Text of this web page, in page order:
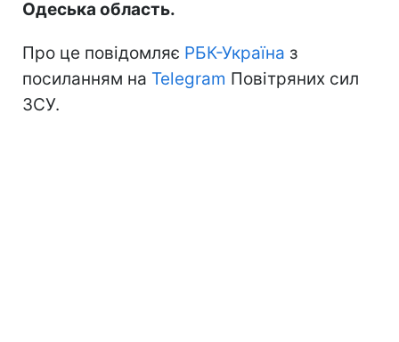
Одеська область.
Про це повідомляє РБК-Україна з
посиланням на Telegram Повітряних сил
ЗСУ.